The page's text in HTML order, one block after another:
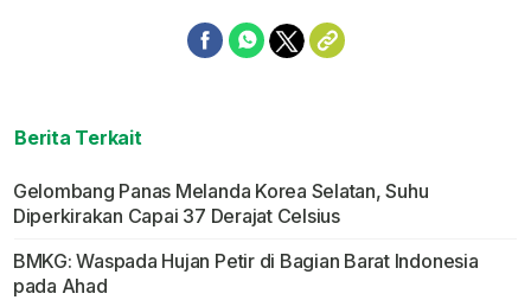
Berita Terkait
Gelombang Panas Melanda Korea Selatan, Suhu
Diperkirakan Capai 37 Derajat Celsius
BMKG: Waspada Hujan Petir di Bagian Barat Indonesia
pada Ahad